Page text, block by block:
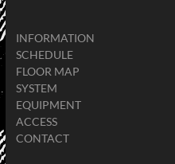
INFORMATION
SCHEDULE
FLOOR MAP
SYSTEM
EQUIPMENT
ACCESS
CONTACT